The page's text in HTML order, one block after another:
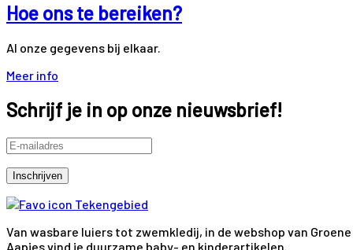
Hoe ons te bereiken?
Al onze gegevens bij elkaar.
Meer info
Schrijf je in op onze nieuwsbrief!
Van wasbare luiers tot zwemkledij, in de webshop van Groene
Aapjes vind je duurzame baby- en kinderartikelen.